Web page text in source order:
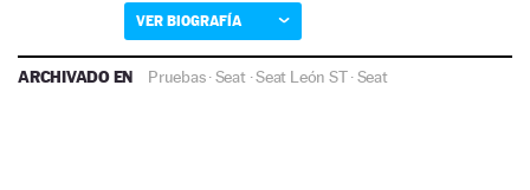
VER BIOGRAFÍA
ARCHIVADO EN Pruebas·Seat·Seat León ST·Seat